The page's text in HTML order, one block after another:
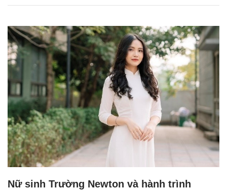
Nữ sinh Trường Newton và hành trình